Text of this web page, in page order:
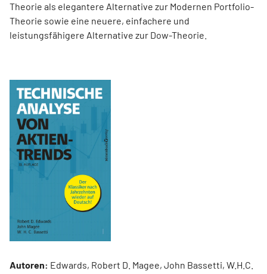
Theorie als elegantere Alternative zur Modernen Portfolio-
Theorie sowie eine neuere, einfachere und
leistungsfähigere Alternative zur Dow-Theorie.
Autoren: Edwards, Robert D. Magee, John Bassetti, W.H.C.